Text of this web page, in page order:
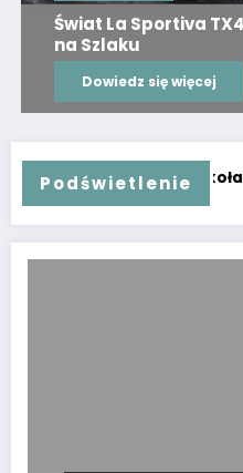
Świat La Sportiva
na Szlaku
Dowiedz się więcej
Podświetlenie
na dwóch kołach